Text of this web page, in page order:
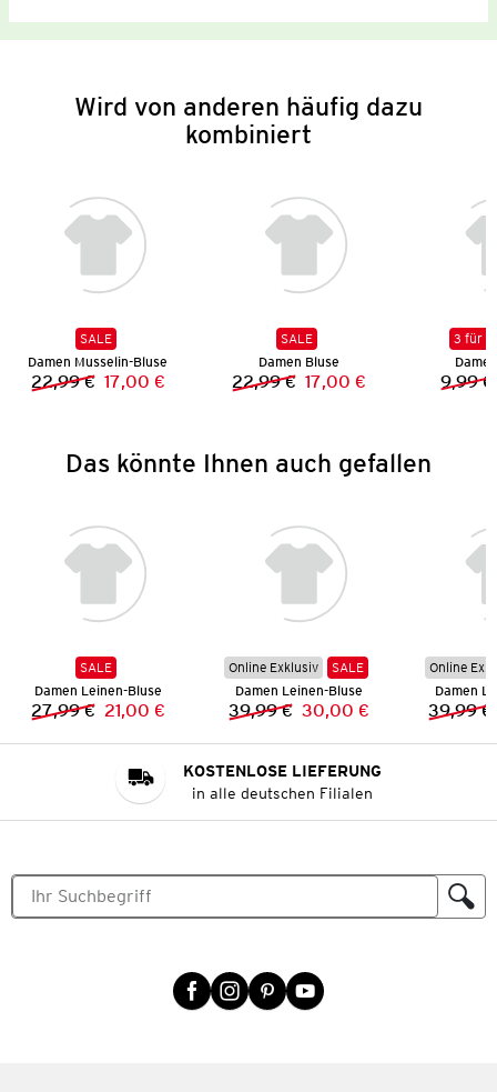
Wird von anderen häufig dazu
kombiniert
SALE
Damen Musselin-Bluse
Vorheriger Preis:
22,99 € Neuer Preis:
17,00 €
SALE
Damen Bluse
Vorheriger Preis:
22,99 € Neuer Preis:
17,00 €
3 für 2
9,99 €
Das könnte Ihnen auch gefallen
SALE
Damen Leinen-Bluse
Vorheriger Preis:
27,99 € Neuer Preis:
21,00 €
Online Exklusiv
SALE
Damen Leinen-Bluse
Vorheriger Preis:
39,99 € Neuer Preis:
30,00 €
Online
Damen
39,99 €
KOSTENLOSE LIEFERUNG
in alle deutschen Filialen